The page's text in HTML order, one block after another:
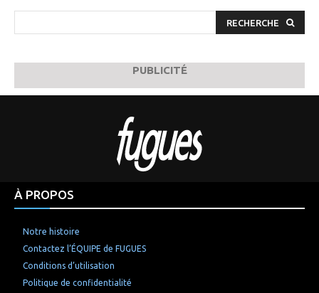
RECHERCHE
PUBLICITÉ
À PROPOS
Notre histoire
Contactez l’ÉQUIPE de FUGUES
Conditions d’utilisation
Politique de confidentialité